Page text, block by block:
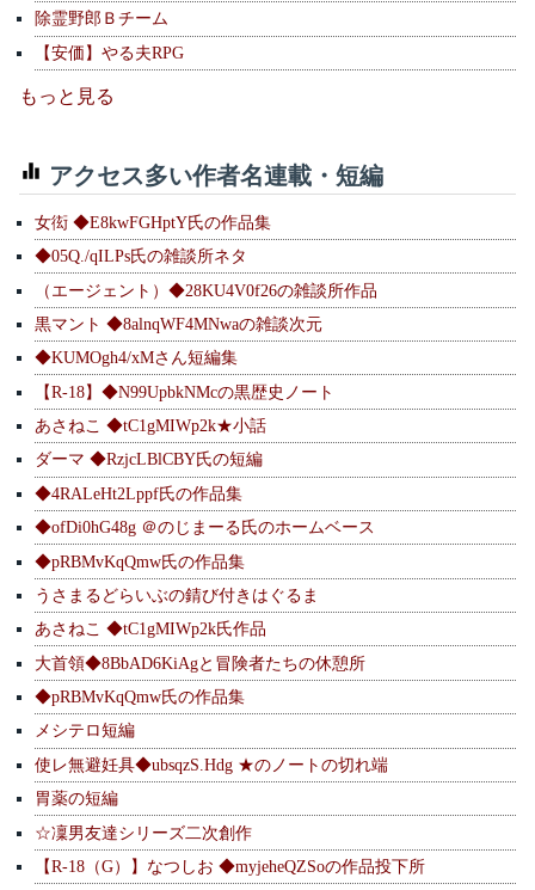
除霊野郎Ｂチーム
【安価】やる夫RPG
もっと見る
アクセス多い作者名連載・短編
女衒 ◆E8kwFGHptY氏の作品集
◆05Q./qILPs氏の雑談所ネタ
（エージェント）◆28KU4V0f26の雑談所作品
黒マント ◆8alnqWF4MNwaの雑談次元
◆KUMOgh4/xMさん短編集
【R-18】◆N99UpbkNMcの黒歴史ノート
あさねこ ◆tC1gMIWp2k★小話
ダーマ ◆RzjcLBlCBY氏の短編
◆4RALeHt2Lppf氏の作品集
◆ofDi0hG48g ＠のじまーる氏のホームベース
◆pRBMvKqQmw氏の作品集
うさまるどらいぶの錆び付きはぐるま
あさねこ ◆tC1gMIWp2k氏作品
大首領◆8BbAD6KiAgと冒険者たちの休憩所
◆pRBMvKqQmw氏の作品集
メシテロ短編
使レ無避妊具◆ubsqzS.Hdg ★のノートの切れ端
胃薬の短編
☆凜男友達シリーズ二次創作
【R-18（G）】なつしお ◆myjeheQZSoの作品投下所